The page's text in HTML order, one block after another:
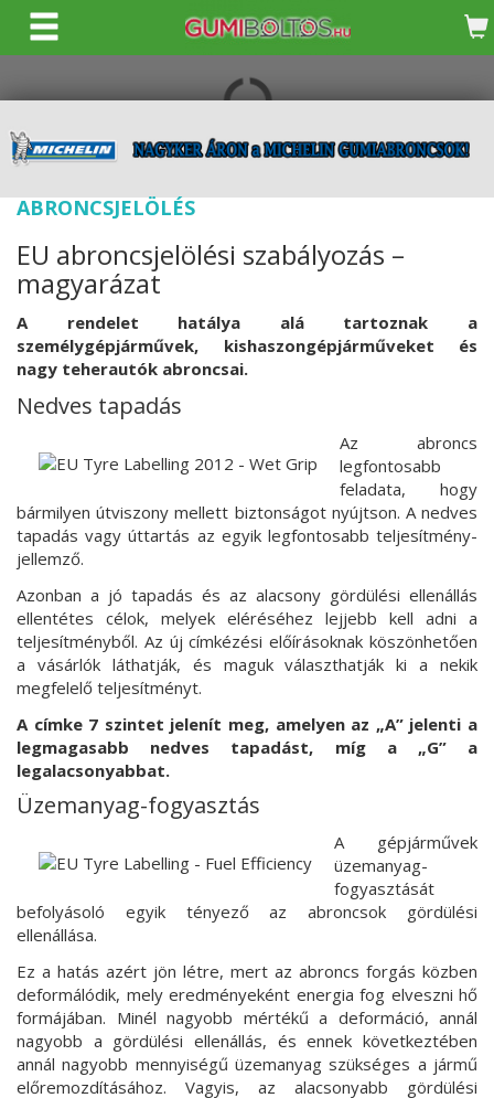
KERESÉS
ABRONCSJELÖLÉS
EU abroncsjelölési szabályozás –
magyarázat
A rendelet hatálya alá tartoznak a
személygépjárművek, kishaszongépjárműveket és
nagy teherautók abroncsai.
Nedves tapadás
Az abroncs
legfontosabb
feladata, hogy
bármilyen útviszony mellett biztonságot nyújtson. A nedves
tapadás vagy úttartás az egyik legfontosabb teljesítmény-
jellemző.
Azonban a jó tapadás és az alacsony gördülési ellenállás
ellentétes célok, melyek eléréséhez lejjebb kell adni a
teljesítményből. Az új címkézési előírásoknak köszönhetően
a vásárlók láthatják, és maguk választhatják ki a nekik
megfelelő teljesítményt.
A címke 7 szintet jelenít meg, amelyen az „A” jelenti a
legmagasabb nedves tapadást, míg a „G” a
legalacsonyabbat.
Üzemanyag-fogyasztás
A gépjárművek
üzemanyag-
fogyasztását
befolyásoló egyik tényező az abroncsok gördülési
ellenállása.
Ez a hatás azért jön létre, mert az abroncs forgás közben
deformálódik, mely eredményeként energia fog elveszni hő
formájában. Minél nagyobb mértékű a deformáció, annál
nagyobb a gördülési ellenállás, és ennek következtében
annál nagyobb mennyiségű üzemanyag szükséges a jármű
előremozdításához. Vagyis, az alacsonyabb gördülési